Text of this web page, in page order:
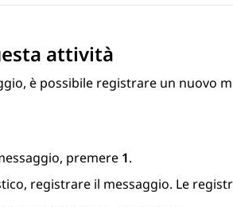
attività
è possibile registrare un nuovo
premere 1.
registrare il messaggio. Le